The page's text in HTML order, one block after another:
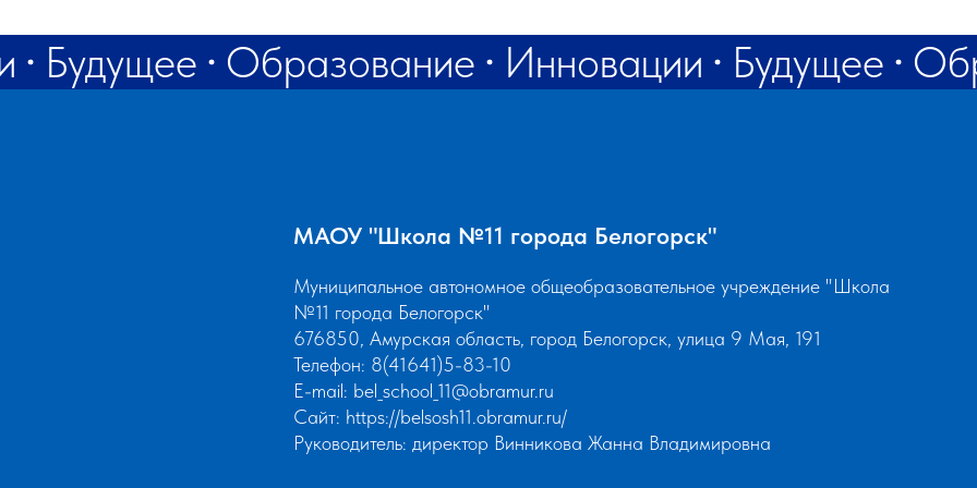
rf@bk.ru
Будущее Образование Инновации Будущее
МАОУ "Школа №11 города Белогорск"
Муниципальное автономное общеобразовательное учреждение "Школа
№11 города Белогорск"
676850, Амурская область, город Белогорск, улица 9 Мая, 191
Телефон: 8(41641)5-83-10
Е-mail: bel_school_11@obramur.ru
Сайт: https://belsosh11.obramur.ru/
Руководитель: директор Винникова Жанна Владимировна